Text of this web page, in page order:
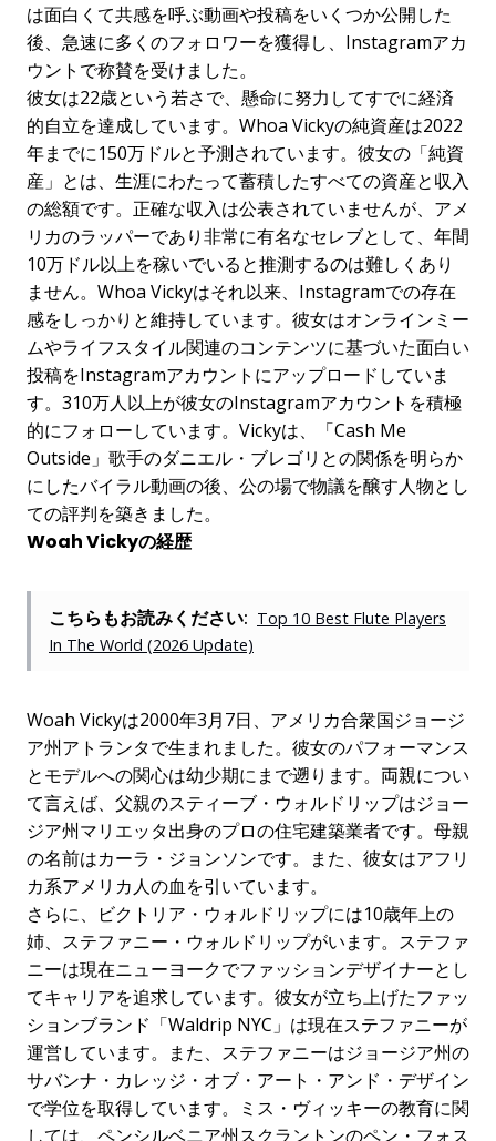
は面白くて共感を呼ぶ動画や投稿をいくつか公開した
後、急速に多くのフォロワーを獲得し、Instagramアカ
ウントで称賛を受けました。
彼女は22歳という若さで、懸命に努力してすでに経済
的自立を達成しています。Whoa Vickyの純資産は2022
年までに150万ドルと予測されています。彼女の「純資
産」とは、生涯にわたって蓄積したすべての資産と収入
の総額です。正確な収入は公表されていませんが、アメ
リカのラッパーであり非常に有名なセレブとして、年間
10万ドル以上を稼いでいると推測するのは難しくあり
ません。Whoa Vickyはそれ以来、Instagramでの存在
感をしっかりと維持しています。彼女はオンラインミー
ムやライフスタイル関連のコンテンツに基づいた面白い
投稿をInstagramアカウントにアップロードしていま
す。310万人以上が彼女のInstagramアカウントを積極
的にフォローしています。Vickyは、「Cash Me
Outside」歌手のダニエル・ブレゴリとの関係を明らか
にしたバイラル動画の後、公の場で物議を醸す人物とし
ての評判を築きました。
Woah Vickyの経歴
こちらもお読みください: Top 10 Best Flute Players
In The World (2026 Update)
Woah Vickyは2000年3月7日、アメリカ合衆国ジョージ
ア州アトランタで生まれました。彼女のパフォーマンス
とモデルへの関心は幼少期にまで遡ります。両親につい
て言えば、父親のスティーブ・ウォルドリップはジョー
ジア州マリエッタ出身のプロの住宅建築業者です。母親
の名前はカーラ・ジョンソンです。また、彼女はアフリ
カ系アメリカ人の血を引いています。
さらに、ビクトリア・ウォルドリップには10歳年上の
姉、ステファニー・ウォルドリップがいます。ステファ
ニーは現在ニューヨークでファッションデザイナーとし
てキャリアを追求しています。彼女が立ち上げたファッ
ションブランド「Waldrip NYC」は現在ステファニーが
運営しています。また、ステファニーはジョージア州の
サバンナ・カレッジ・オブ・アート・アンド・デザイン
で学位を取得しています。ミス・ヴィッキーの教育に関
しては、ペンシルベニア州スクラントンのペン・フォス